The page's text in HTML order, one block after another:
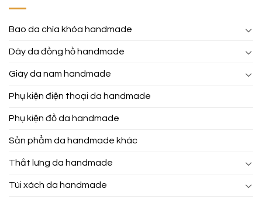
Bao da chìa khóa handmade
Dây da đồng hồ handmade
Giày da nam handmade
Phụ kiện điện thoại da handmade
Phụ kiện đồ da handmade
Sản phẩm da handmade khác
Thắt lưng da handmade
Túi xách da handmade